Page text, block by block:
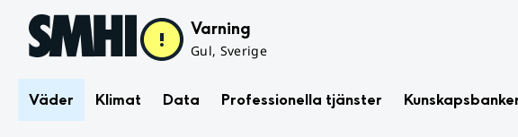
Hoppa till sidans innehåll Varning
Gul, Sverige
Väder Klimat Data Professionella tjänster